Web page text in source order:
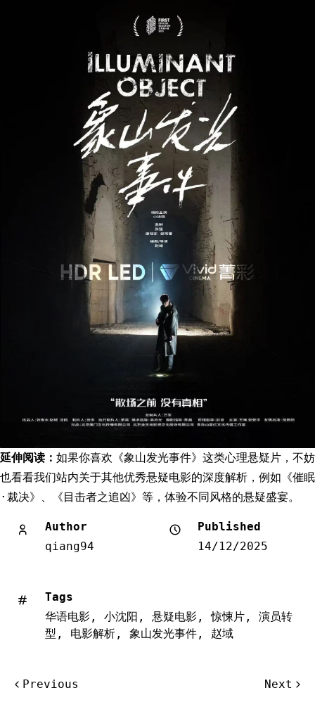
延伸阅读： 如果你喜欢《象山发光事件》这类心理悬疑片，不妨
也看看我们站内关于其他优秀悬疑电影的深度解析，例如《催眠
·裁决》、《目击者之追凶》等，体验不同风格的悬疑盛宴。
Author
qiang94
Published
14/12/2025
Tags
华语电影 , 小沈阳 , 悬疑电影 ,惊悚片 , 演员转
型 , 电影解析 , 象山发光事件 , 赵域
Previous Next